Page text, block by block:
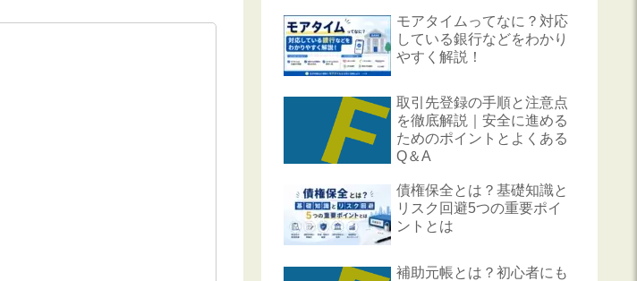
モアタイムってなに？対応
している銀行などをわかり
やすく解説！
取引先登録の手順と注意点
を徹底解説｜安全に進める
ためのポイントとよくある
Q＆A
債権保全とは？基礎知識と
リスク回避5つの重要ポイ
ントとは
補助元帳とは？初心者にも